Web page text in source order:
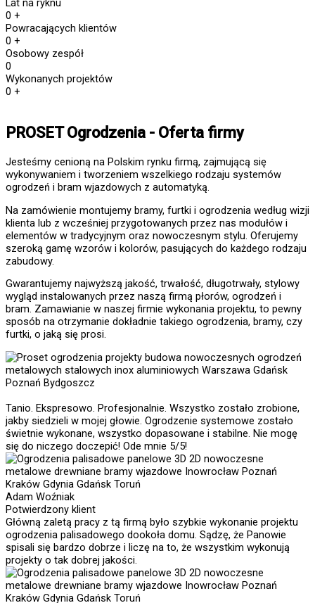
Lat na ryknu
0 +
Powracających klientów
0 +
Osobowy zespół
0
Wykonanych projektów
0 +
PROSET Ogrodzenia - Oferta firmy
Jesteśmy cenioną na Polskim rynku firmą, zajmującą się
wykonywaniem i tworzeniem wszelkiego rodzaju systemów
ogrodzeń i bram wjazdowych z automatyką.
Na zamówienie montujemy bramy, furtki i ogrodzenia według wizji
klienta lub z wcześniej przygotowanych przez nas modułów i
elementów w tradycyjnym oraz nowoczesnym stylu. Oferujemy
szeroką gamę wzorów i kolorów, pasujących do każdego rodzaju
zabudowy.
Gwarantujemy najwyższą jakość, trwałość, długotrwały, stylowy
wygląd instalowanych przez naszą firmą płorów, ogrodzeń i
bram. Zamawianie w naszej firmie wykonania projektu, to pewny
sposób na otrzymanie dokładnie takiego ogrodzenia, bramy, czy
furtki, o jaką się prosi.
Tanio. Ekspresowo. Profesjonalnie. Wszystko zostało zrobione,
jakby siedzieli w mojej głowie. Ogrodzenie systemowe zostało
świetnie wykonane, wszystko dopasowane i stabilne. Nie mogę
się do niczego doczepić! Ode mnie 5/5!
Adam Woźniak
Potwierdzony klient
Główną zaletą pracy z tą firmą było szybkie wykonanie projektu
ogrodzenia palisadowego dookoła domu. Sądzę, że Panowie
spisali się bardzo dobrze i liczę na to, że wszystkim wykonują
projekty o tak dobrej jakości.